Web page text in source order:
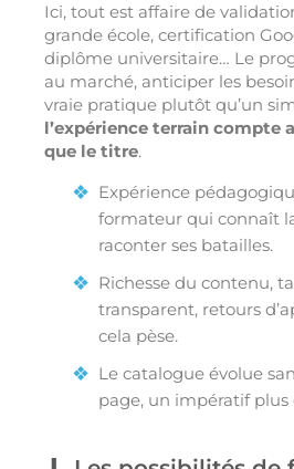
Ici, tout est affaire de
grande école, certification
diplôme universitaire… Le
au marché, anticiper les
vraie pratique plutôt qu’un
l’expérience terrain compte
que le titre.
Expérience
formateur qui connaît
raconter ses batailles.
Richesse du contenu,
transparent, retours
cela pèse.
Le catalogue évolue
page, un impératif plus